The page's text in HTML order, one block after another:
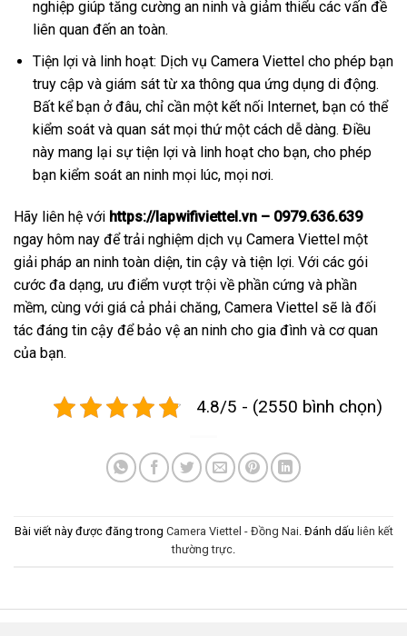
nghiệp giúp tăng cường an ninh và giảm thiểu các vấn đề
liên quan đến an toàn.
Tiện lợi và linh hoạt: Dịch vụ Camera Viettel cho phép bạn
truy cập và giám sát từ xa thông qua ứng dụng di động.
Bất kể bạn ở đâu, chỉ cần một kết nối Internet, bạn có thể
kiểm soát và quan sát mọi thứ một cách dễ dàng. Điều
này mang lại sự tiện lợi và linh hoạt cho bạn, cho phép
bạn kiểm soát an ninh mọi lúc, mọi nơi.
Hãy liên hệ với https://lapwifiviettel.vn – 0979.636.639
ngay hôm nay để trải nghiệm dịch vụ Camera Viettel một
giải pháp an ninh toàn diện, tin cậy và tiện lợi. Với các gói
cước đa dạng, ưu điểm vượt trội về phần cứng và phần
mềm, cùng với giá cả phải chăng, Camera Viettel sẽ là đối
tác đáng tin cậy để bảo vệ an ninh cho gia đình và cơ quan
của bạn.
4.8/5 - (2550 bình chọn)
Bài viết này được đăng trong Camera Viettel - Đồng Nai. Đánh dấu liên kết
thường trực.